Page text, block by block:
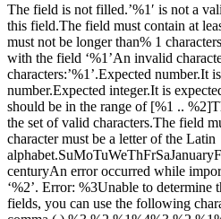
The field is not filled.’%1′ is not a
this field.The field must contain at
must not be longer than% 1
with the field ‘%1’An invalid
characters:’%1’.Expected number.It
number.Expected integer.It is
should be in the range of [%1 ..
the set of valid characters.The field
character must be a letter of the Latin
centuryAn error occurred while
‘%2’. Error: %3Unable to determine
fields, you can use the following